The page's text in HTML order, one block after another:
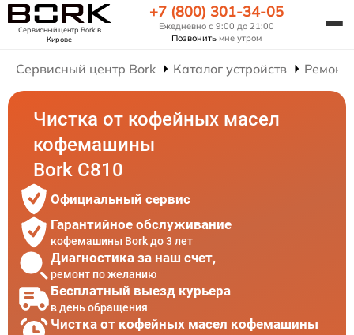
Сервисный центр Borkв
Кирове
+7 (800) 301-34-05
Ежедневно с 9:00 до 21:00
Позвонить мне утром
Сервисный центр Bork Каталог устройств
Чистка от кофейных масел
кофемашины
Bork C810
Официальный сервис
Гарантийное обслуживание
кофемашины Bork до 3 лет
Диагностика за наш счет,
ремонт по желанию
Бесплатный выезд курьера
в день обращения
Чистка от кофейных масел кофемашины